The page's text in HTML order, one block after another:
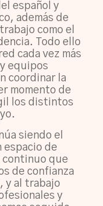
español y
además de
como el
Todo ello
cada vez más
equipos
coordinar la
momento de
los distintos
siendo el
espacio de
continuo que
de confianza
y al trabajo
y